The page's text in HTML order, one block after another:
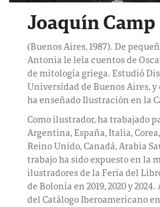
Joaquín Camp
(Buenos Aires, 1987). De
Antonia le leía cuentos de
de mitología griega. Estudió
Universidad de Buenos Aires, y
ha enseñado Ilustración en la
Como ilustrador, ha trabajado
Argentina, España, Italia,
Reino Unido, Canadá, Arabia
trabajo ha sido expuesto en la
ilustradores de la Feria del
de Bolonia en 2019, 2020 y
del Catálogo Iberoamericano en